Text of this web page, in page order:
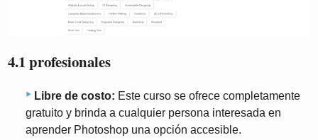
4.1 profesionales
Libre de costo: Este curso se ofrece completamente
gratuito y brinda a cualquier persona interesada en
aprender Photoshop una opción accesible.